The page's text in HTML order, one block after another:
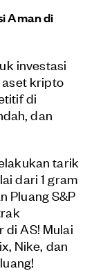
Aman di
investasi
kripto
di
dan
tarik
dari 1 gram
Pluang S&P
di AS! Mulai
Nike, dan